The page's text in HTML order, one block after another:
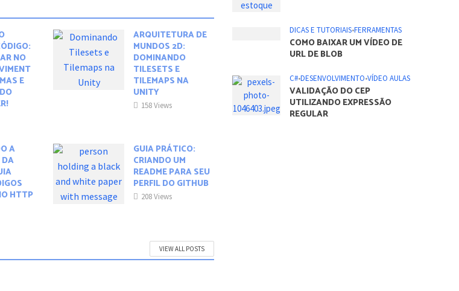
NO
E
ARQUITETURA DE
MUNDOS 2D:
DOMINANDO
TILESETS E
TILEMAPS NA
UNITY
158 Views
A
DA
HTTP
GUIA PRÁTICO:
CRIANDO UM
README PARA SEU
PERFIL DO GITHUB
208 Views
VIEW ALL POSTS
DICAS E TUTORIAIS•FERRAMENTAS
COMO BAIXAR UM VÍDEO DE
URL DE BLOB
C#•DESENVOLVIMENTO•VÍDEO AULAS
VALIDAÇÃO DO CEP
UTILIZANDO EXPRESSÃO
REGULAR